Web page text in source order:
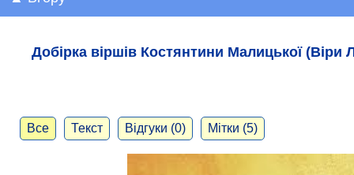
Добірка віршів Костянтини Малицької (Віри
Все Текст Відгуки (0) Мітки (5)